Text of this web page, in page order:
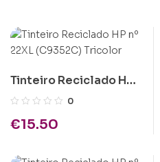
Tinteiro Reciclado HP
nº 22XL (C9352C)
0
€15.50